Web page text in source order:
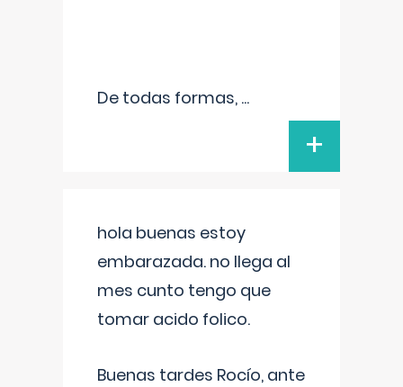
De todas formas, ...
+
hola buenas estoy
embarazada. no llega al
mes cunto tengo que
tomar acido folico.
Buenas tardes Rocío, ante